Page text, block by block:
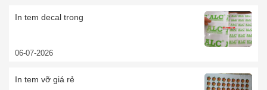
In tem decal trong
06-07-2026
In tem vỡ giá rẻ